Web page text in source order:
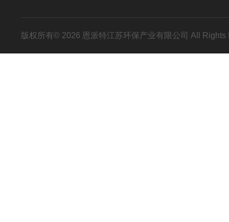
版权所有© 2026 恩派特江苏环保产业有限公司 All